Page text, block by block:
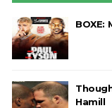
BOXE:
Hamill